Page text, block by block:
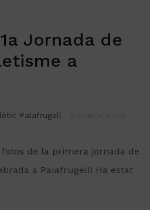
Jornada de
a
Palafrugell
de la primera jornada de
a Palafrugell! Ha estat